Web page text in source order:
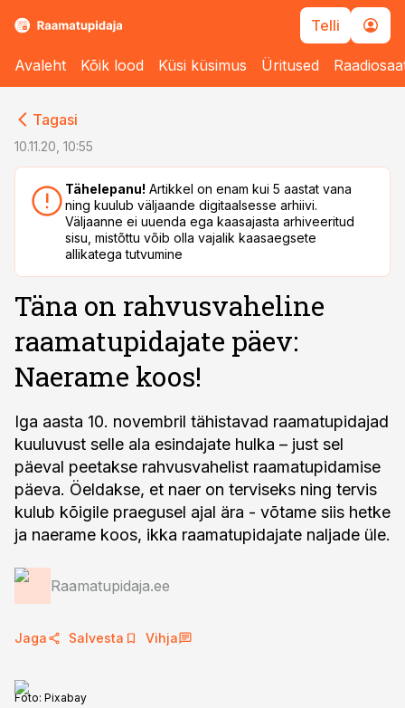
Telli
Avaleht Kõik lood Küsi küsimus Üritused
Tagasi
10.11.20, 10:55
Tähelepanu! Artikkel on enam kui 5 aastat vana
ning kuulub väljaande digitaalsesse arhiivi.
Väljaanne ei uuenda ega kaasajasta arhiveeritud
sisu, mistõttu võib olla vajalik kaasaegsete
allikatega tutvumine
Täna on rahvusvaheline
raamatupidajate päev:
Naerame koos!
Iga aasta 10. novembril tähistavad raamatupidajad
kuuluvust selle ala esindajate hulka – just sel
päeval peetakse rahvusvahelist raamatupidamise
päeva. Öeldakse, et naer on terviseks ning tervis
kulub kõigile praegusel ajal ära - võtame siis hetke
ja naerame koos, ikka raamatupidajate naljade üle.
Raamatupidaja.ee
Jaga Salvesta Vihja
Foto: Pixabay